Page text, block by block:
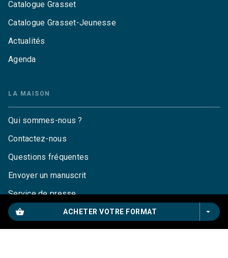
shopping_basket ACHETER VOTRE FORMAT arrow_drop_down
Catalogue Grasset
Catalogue Grasset-Jeunesse
Actualités
Agenda
LA MAISON
Qui sommes-nous ?
Contactez-nous
Questions fréquentes
Envoyer un manuscrit
Service de presse
Droits